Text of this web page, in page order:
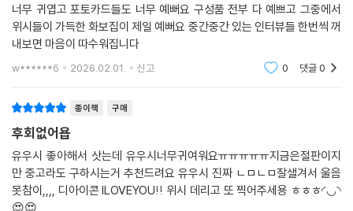
너무 귀엽고 포토카드들도 너무 예뻐요 구성품 전부 다 예쁘고 그중에서
위시들이 가득한 화보집이 제일 예뻐요 중간중간 있는 인터뷰들 한번씩 꺼
내보면 마음이 따수워집니다
w******6 2026.02.01. 신고 0 댓글0
종이책 구매
후회없어욥
유우시 좋아해서 삿는데 유우시너무귀여워요ㅠㅠㅠㅠㅠ지금은절판이지
만 중고라도 구하시는거 추천드려요 유우시 진짜 ㄴㅁㄴㅁ잘샐겨서 울음
못참이,,,, 디아이콘 ILOVEYOU!! 위시 데리고 또 찍어주세용 ㅎㅎㅎ◜◡◝
😍😍